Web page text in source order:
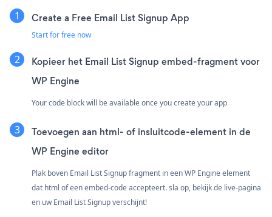
Create a Free Email List Signup App
Start for free now
Kopieer het Email List Signup embed-fragment voor
WP Engine
Your code block will be available once you create your app
Toevoegen aan html- of insluitcode-element in de
WP Engine editor
Plak boven Email List Signup fragment in een WP Engine element
dat html of een embed-code accepteert. sla op, bekijk de live-pagina
en uw Email List Signup verschijnt!